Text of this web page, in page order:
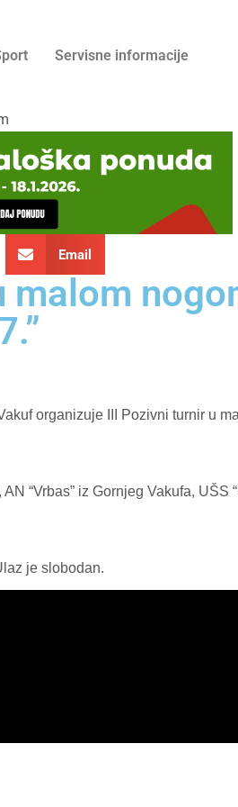
Servisne informacije
Email
malom
organizuje III Pozivni turnir u
“Vrbas” iz Gornjeg Vakufa, UŠS
je slobodan.